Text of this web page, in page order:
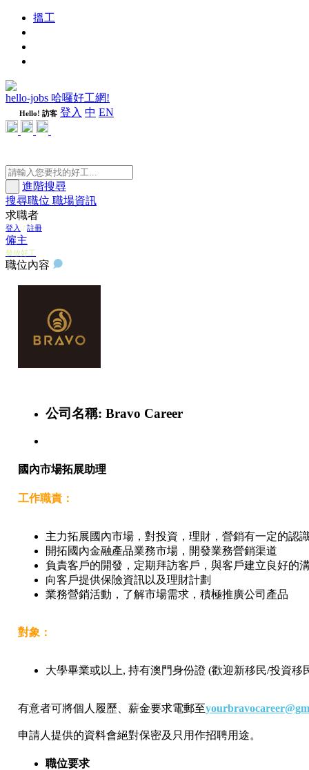
搵工
hello-jobs 哈囉好工網!
Hello! 訪客 登入 中 EN
進階搜尋
搜尋職位 職場資訊
求職者
登入 / 註冊
僱主
發放好工
職位內容
公司名稱: Bravo Career
國內市場拓展助理
工作職責：
主力拓展國內市場，對投資，理財，營銷有一定的認識
開拓國內金融產品業務市場，開發業務營銷渠道
負責客戶的開發，定期拜訪客戶，與客戶建立良好的
向客戶提供保險資訊以及理財計劃
業務營銷活動，了解市場需求，積極推廣公司產品
對象：
大學畢業或以上, 持有澳門身份證 (歡迎新移民/投資移
有意者可將個人履歷、薪金要求電郵至
申請人提供的資料會絕對保密及只用作招聘用途。
職位要求